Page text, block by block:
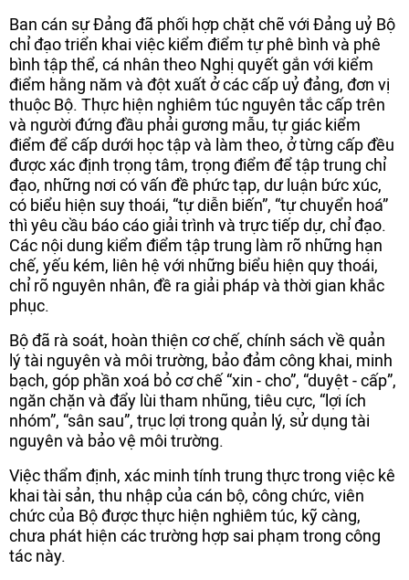
Ban cán sự Đảng đã phối hợp chặt chẽ với Đảng uỷ Bộ
chỉ đạo triển khai việc kiểm điểm tự phê bình và phê
bình tập thể, cá nhân theo Nghị quyết gắn với kiểm
điểm hằng năm và đột xuất ở các cấp uỷ đảng, đơn vị
thuộc Bộ. Thực hiện nghiêm túc nguyên tắc cấp trên
và người đứng đầu phải gương mẫu, tự giác kiểm
điểm để cấp dưới học tập và làm theo, ở từng cấp đều
được xác định trọng tâm, trọng điểm để tập trung chỉ
đạo, những nơi có vấn đề phức tạp, dư luận bức xúc,
có biểu hiện suy thoái, “tự diễn biến”, “tự chuyển hoá”
thì yêu cầu báo cáo giải trình và trực tiếp dự, chỉ đạo.
Các nội dung kiểm điểm tập trung làm rõ những hạn
chế, yếu kém, liên hệ với những biểu hiện quy thoái,
chỉ rõ nguyên nhân, đề ra giải pháp và thời gian khắc
phục.
Bộ đã rà soát, hoàn thiện cơ chế, chính sách về quản
lý tài nguyên và môi trường, bảo đảm công khai, minh
bạch, góp phần xoá bỏ cơ chế “xin - cho”, “duyệt - cấp”,
ngăn chặn và đẩy lùi tham nhũng, tiêu cực, “lợi ích
nhóm”, “sân sau”, trục lợi trong quản lý, sử dụng tài
nguyên và bảo vệ môi trường.
Việc thẩm định, xác minh tính trung thực trong việc kê
khai tài sản, thu nhập của cán bộ, công chức, viên
chức của Bộ được thực hiện nghiêm túc, kỹ càng,
chưa phát hiện các trường hợp sai phạm trong công
tác này.